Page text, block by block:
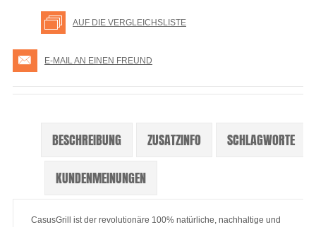
AUF DIE VERGLEICHSLISTE
E-MAIL AN EINEN FREUND
BESCHREIBUNG ZUSATZINFO
SCHLAGWORTE
KUNDENMEINUNGEN
CasusGrill ist der revolutionäre 100% natürliche, nachhaltige und